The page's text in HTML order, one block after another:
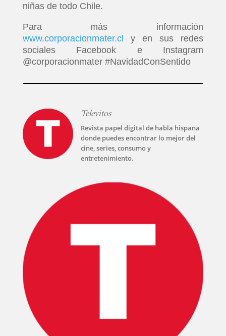
niñas de todo Chile.
Para más información
www.corporacionmater.cl y en sus redes
sociales Facebook e Instagram
@corporacionmater #NavidadConSentido
Televitos
Revista papel digital de habla hispana
donde puedes encontrar lo mejor del
cine, series, consumo y
entretenimiento.